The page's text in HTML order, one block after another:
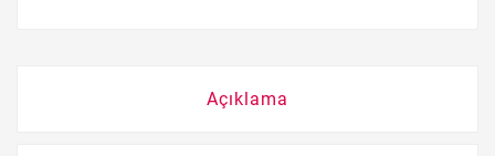
Açıklama